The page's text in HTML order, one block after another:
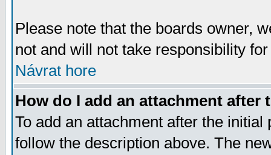
Please note that the boards owner,
not and will not take responsibility
Návrat hore
How do I add an attachment after
To add an attachment after the
follow the description above. The